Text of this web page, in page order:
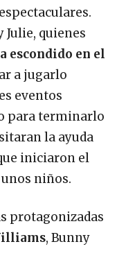
Julie, quienes
escondido en el
a jugarlo
eventos
para terminarlo
la ayuda
iniciaron el
niños.
protagonizadas
, Bunny